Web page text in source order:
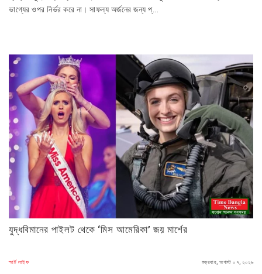
ভাগ্যের ওপর নির্ভর করে না। সাফল্য অর্জনের জন্য প্...
যুদ্ধবিমানের পাইলট থেকে ‘মিস আমেরিকা’ জয় মার্শের
স্মার্ট লাইফ শুক্রবার, অগাস্ট ০৭, ২০২৬